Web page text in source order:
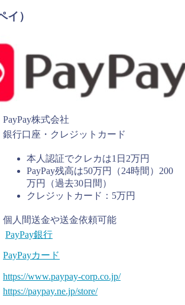
イ）
PayPay株式会社
銀行口座・クレジットカード
本人認証でクレカは1日2万円
PayPay残高は50万円（24時間）200
万円（過去30日間）
クレジットカード：5万円
個人間送金や送金依頼可能
PayPay銀行
PayPayカード
https://www.paypay-corp.co.jp/
https://paypay.ne.jp/store/